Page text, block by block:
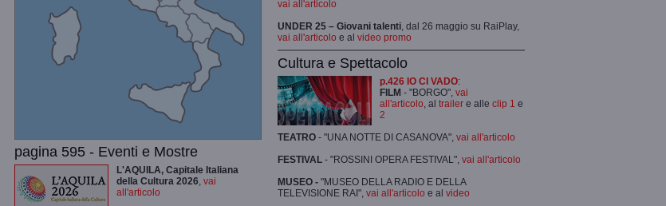
pagina 595 - Eventi e Mostre
L'AQUILA, Capitale Italiana
della Cultura 2026, vai
all'articolo
vai all'articolo
UNDER 25 – Giovani talenti , dal 26 maggio su RaiPlay,
vai all'articolo e al video promo
Cultura e Spettacolo
p.426 IO CI VADO:
FILM - "BORGO", vai
all'articolo , al trailer e alle clip 1 e
2
TEATRO - "UNA NOTTE DI CASANOVA", vai all'articolo
FESTIVAL - "ROSSINI OPERA FESTIVAL", vai all'articolo
MUSEO - "MUSEO DELLA RADIO E DELLA
TELEVISIONE RAI", vai all'articolo e al video